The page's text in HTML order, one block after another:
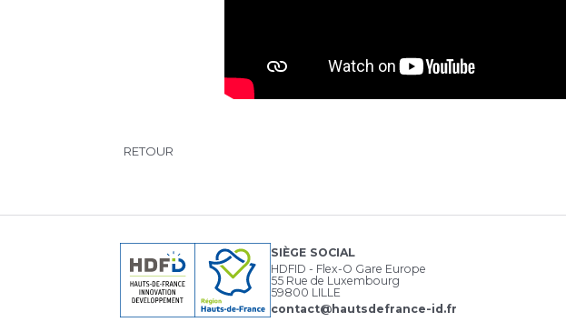
RETOUR
SIÈGE SOCIAL
HDFID - Flex-O Gare Europe
55 Rue de Luxembourg
59800 LILLE
contact@hautsdefrance-id.fr